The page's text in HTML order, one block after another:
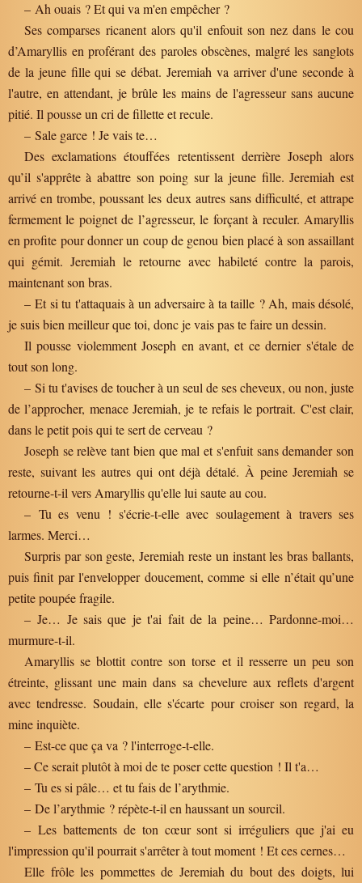
– Ah ouais ? Et qui va m'en empêcher ?
Ses comparses ricanent alors qu'il enfouit son nez dans le cou
d’Amaryllis en proférant des paroles obscènes, malgré les sanglots
de la jeune fille qui se débat. Jeremiah va arriver d'une seconde à
l'autre, en attendant, je brûle les mains de l'agresseur sans aucune
pitié. Il pousse un cri de fillette et recule.
– Sale garce ! Je vais te…
Des exclamations étouffées retentissent derrière Joseph alors
qu’il s'apprête à abattre son poing sur la jeune fille. Jeremiah est
arrivé en trombe, poussant les deux autres sans difficulté, et attrape
fermement le poignet de l’agresseur, le forçant à reculer. Amaryllis
en profite pour donner un coup de genou bien placé à son assaillant
qui gémit. Jeremiah le retourne avec habileté contre la parois,
maintenant son bras.
– Et si tu t'attaquais à un adversaire à ta taille ? Ah, mais désolé,
je suis bien meilleur que toi, donc je vais pas te faire un dessin.
Il pousse violemment Joseph en avant, et ce dernier s'étale de
tout son long.
– Si tu t'avises de toucher à un seul de ses cheveux, ou non, juste
de l’approcher, menace Jeremiah, je te refais le portrait. C'est clair,
dans le petit pois qui te sert de cerveau ?
Joseph se relève tant bien que mal et s'enfuit sans demander son
reste, suivant les autres qui ont déjà détalé. À peine Jeremiah se
retourne-t-il vers Amaryllis qu'elle lui saute au cou.
– Tu es venu ! s'écrie-t-elle avec soulagement à travers ses
larmes. Merci…
Surpris par son geste, Jeremiah reste un instant les bras ballants,
puis finit par l'envelopper doucement, comme si elle n’était qu’une
petite poupée fragile.
– Je… Je sais que je t'ai fait de la peine… Pardonne-moi…
murmure-t-il.
Amaryllis se blottit contre son torse et il resserre un peu son
étreinte, glissant une main dans sa chevelure aux reflets d'argent
avec tendresse. Soudain, elle s'écarte pour croiser son regard, la
mine inquiète.
– Est-ce que ça va ? l'interroge-t-elle.
– Ce serait plutôt à moi de te poser cette question ! Il t'a…
– Tu es si pâle… et tu fais de l’arythmie.
– De l’arythmie ? répète-t-il en haussant un sourcil.
– Les battements de ton cœur sont si irréguliers que j'ai eu
l'impression qu'il pourrait s'arrêter à tout moment ! Et ces cernes…
Elle frôle les pommettes de Jeremiah du bout des doigts, lui